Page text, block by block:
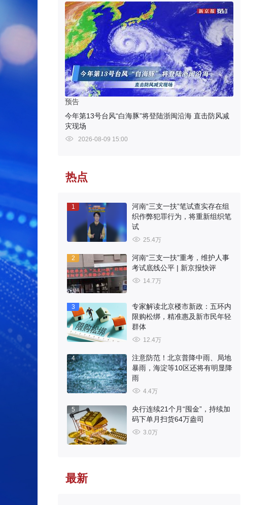
预告
今年第13号台风“白海豚”将登陆浙闽沿海 直击防风减
灾现场
2026-08-09 15:00
热点
1
河南“三支一扶”笔试查实存在组
织作弊犯罪行为，将重新组织笔
试
25.4万
2
河南“三支一扶”重考，维护人事
考试底线公平 | 新京报快评
14.7万
3
专家解读北京楼市新政：五环内
限购松绑，精准惠及新市民年轻
群体
12.4万
4
注意防范！北京普降中雨、局地
暴雨，海淀等10区还将有明显降
雨
4.4万
5
央行连续21个月“囤金”，持续加
码下单月扫货64万盎司
3.0万
最新